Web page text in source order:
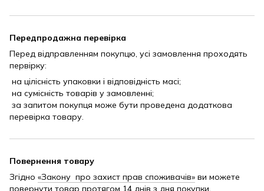
Передпродажна перевірка
Перед відправленням покупцю, усі замовлення проходять
первірку:
на цілісність упаковки і відповідність масі;
на сумісність товарів у замовленні;
за запитом покупця може бути проведена додаткова
перевірка товару.
Повернення товару
Згідно «Закону про захист прав споживачів» ви можете
повернути товар протягом 14 днів з дня покупки.